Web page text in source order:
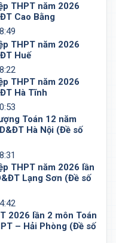
THPT năm 2026
Cao Bằng
THPT năm 2026
Huế
THPT năm 2026
Hà Tĩnh
Toán 12 năm
Hà Nội (Đề số
THPT năm 2026 lần
Lạng Sơn (Đề số
2026 lần 2 môn Toán
– Hải Phòng (Đề số